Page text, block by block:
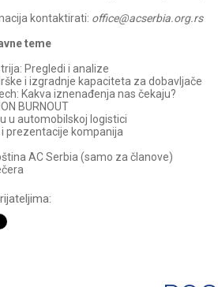
kontaktirati: office@acserbia.org.rs
teme
Pregledi i analize
i izgradnje kapaciteta za dobavljače
Kakva iznenađenja nas čekaju?
BURNOUT
u automobilskoj logistici
prezentacije kompanija
AC Serbia (samo za članove)